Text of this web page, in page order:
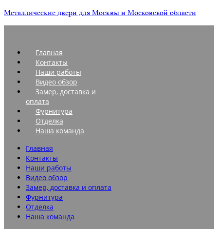
Металлические двери для Москвы и Московской области
Главная
Контакты
Наши работы
Видео обзор
Замер, доставка и
оплата
Фурнитура
Отделка
Наша команда
Главная
Контакты
Наши работы
Видео обзор
Замер, доставка и оплата
Фурнитура
Отделка
Наша команда